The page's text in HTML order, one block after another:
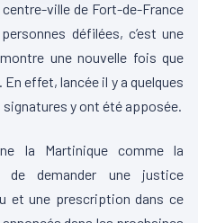
ville de Fort-de-France
défilées, c’est une
une nouvelle fois que
effet, lancée il y a quelques
y ont été apposée.
la Martinique comme la
de demander une justice
et une prescription dans ce